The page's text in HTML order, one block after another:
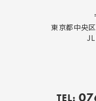
東京都中央
TEL: